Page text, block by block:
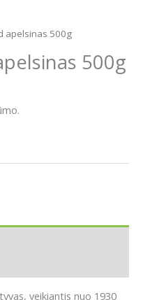
apelsinas 500g
500g
veikiantis nuo 1930